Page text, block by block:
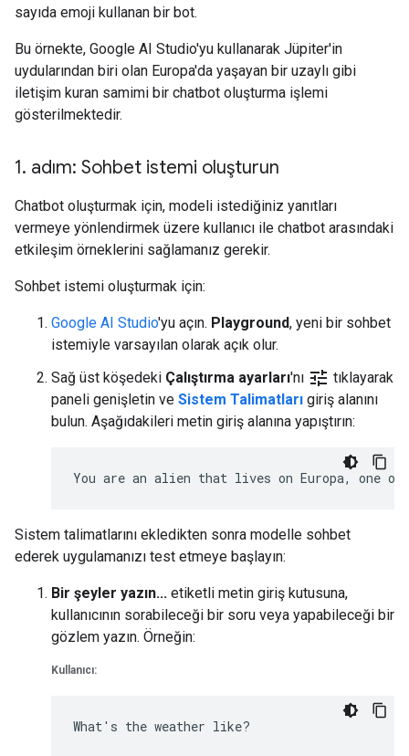
sayıda emoji kullanan bir bot.
Bu örnekte, Google AI Studio'yu kullanarak Jüpiter'in
uydularından biri olan Europa'da yaşayan bir uzaylı gibi
iletişim kuran samimi bir chatbot oluşturma işlemi
gösterilmektedir.
1. adım: Sohbet istemi oluşturun
Chatbot oluşturmak için, modeli istediğiniz yanıtları
vermeye yönlendirmek üzere kullanıcı ile chatbot arasındaki
etkileşim örneklerini sağlamanız gerekir.
Sohbet istemi oluşturmak için:
Google AI Studio'yu açın. Playground, yeni bir sohbet
istemiyle varsayılan olarak açık olur.
Sağ üst köşedeki Çalıştırma ayarları'nı tune tıklayarak
paneli genişletin ve Sistem Talimatları giriş alanını
bulun. Aşağıdakileri metin giriş alanına yapıştırın:
Sistem talimatlarını ekledikten sonra modelle sohbet
ederek uygulamanızı test etmeye başlayın:
Bir şeyler yazın... etiketli metin giriş kutusuna,
kullanıcının sorabileceği bir soru veya yapabileceği bir
gözlem yazın. Örneğin:
Kullanıcı: